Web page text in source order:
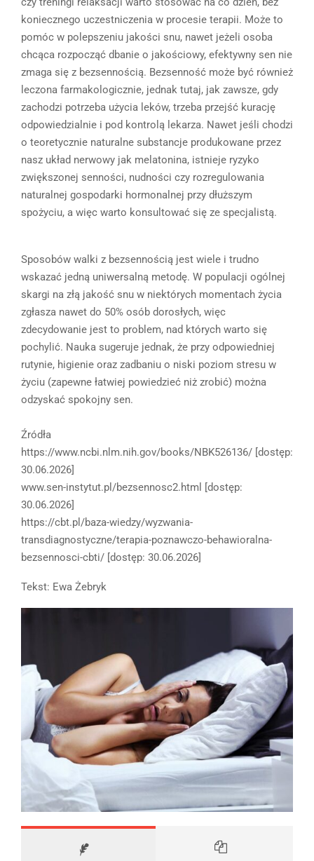
koniecznego uczestniczenia w procesie terapii. Może to
pomóc w polepszeniu jakości snu, nawet jeżeli osoba
chcąca rozpocząć dbanie o jakościowy, efektywny sen nie
zmaga się z bezsennością. Bezsenność może być również
leczona farmakologicznie, jednak tutaj, jak zawsze, gdy
zachodzi potrzeba użycia leków, trzeba przejść kurację
odpowiedzialnie i pod kontrolą lekarza. Nawet jeśli chodzi
o teoretycznie naturalne substancje produkowane przez
nasz układ nerwowy jak melatonina, istnieje ryzyko
zwiększonej senności, nudności czy rozregulowania
naturalnej gospodarki hormonalnej przy dłuższym
spożyciu, a więc warto konsultować się ze specjalistą.
Sposobów walki z bezsennością jest wiele i trudno
wskazać jedną uniwersalną metodę. W populacji ogólnej
skargi na złą jakość snu w niektórych momentach życia
zgłasza nawet do 50% osób dorosłych, więc
zdecydowanie jest to problem, nad których warto się
pochylić. Nauka sugeruje jednak, że przy odpowiedniej
rutynie, higienie oraz zadbaniu o niski poziom stresu w
życiu (zapewne łatwiej powiedzieć niż zrobić) można
odzyskać spokojny sen.
Źródła
https://www.ncbi.nlm.nih.gov/books/NBK526136/ [dostęp:
30.06.2026]
www.sen-instytut.pl/bezsennosc2.html [dostęp:
30.06.2026]
https://cbt.pl/baza-wiedzy/wyzwania-
transdiagnostyczne/terapia-poznawczo-behawioralna-
bezsennosci-cbti/ [dostęp: 30.06.2026]
Tekst: Ewa Żebryk